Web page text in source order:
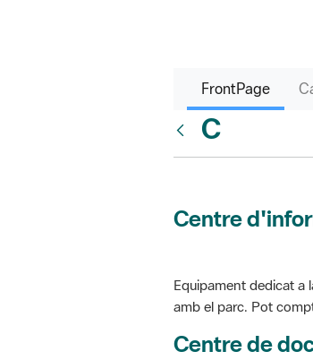
FrontPage
C
Centre
Equipament dedicat a
amb el parc. Pot
Centre de